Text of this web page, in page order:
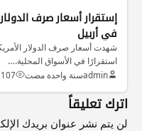
إستقرار أسعار صرف
في أربيل
شهدت أسعار صرف الدولار
استقرارًا في الأسواق المحلية.…
adminسنة واحدة مضت 107
اترك تعليقاً
لن يتم نشر عنوان بريدك